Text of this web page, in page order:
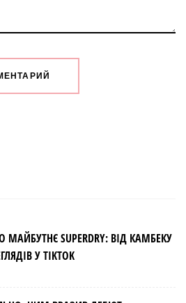
SUPERDRY: ВІД КАМБЕКУ
У TIKTOK